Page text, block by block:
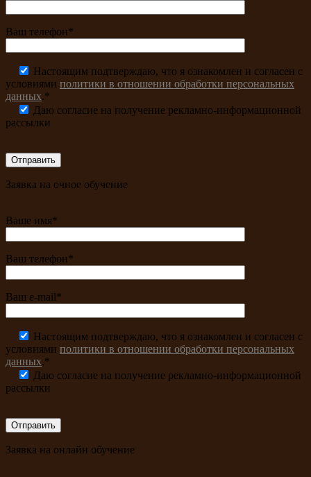
Ваш телефон*
Настоящим подтверждаю, что я ознакомлен и согласен с
условиями политики в отношении обработки персональных
данных.*
Даю согласие на получение рекламно-информационной
рассылки
Заявка на очное обучение
Ваше имя*
Ваш телефон*
Ваш e-mail*
Настоящим подтверждаю, что я ознакомлен и согласен с
условиями политики в отношении обработки персональных
данных.*
Даю согласие на получение рекламно-информационной
рассылки
Заявка на онлайн обучение